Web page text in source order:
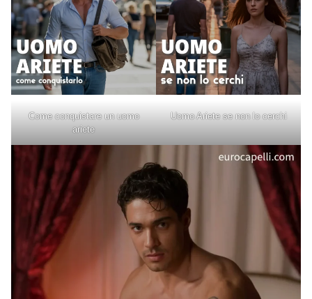
Come conquistare un uomo
ariete
Uomo Ariete se non lo cerchi